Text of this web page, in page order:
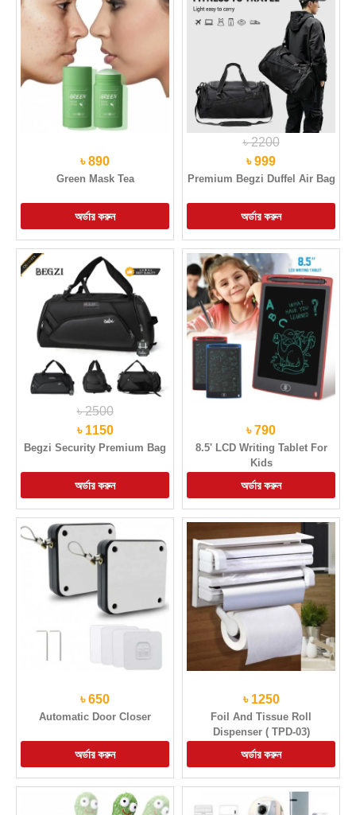
৳ 890
Green Mask Tea
৳ 2200
৳ 999
Premium Begzi Duffel Air Bag
৳ 2500
৳ 1150
Begzi Security Premium Bag
৳ 790
8.5' LCD Writing Tablet For
Kids
৳ 650
Automatic Door Closer
৳ 1250
Foil And Tissue Roll
Dispenser ( TPD-03)